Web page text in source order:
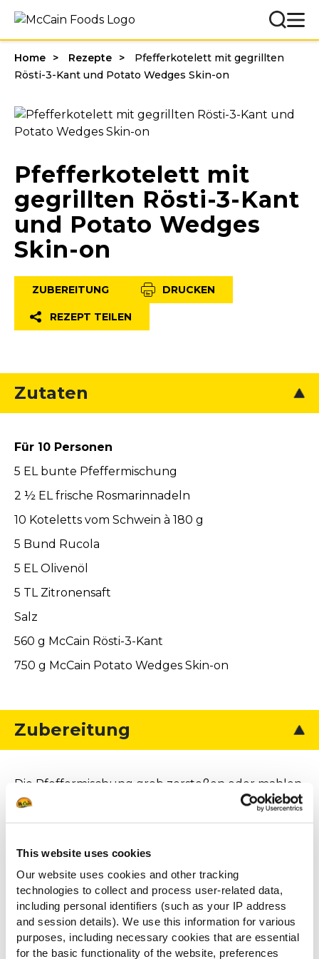
This website uses cookies
Our website uses cookies and other tracking
technologies to collect and process user-related data,
including personal identifiers (such as your IP address
and session details). We use this information for various
purposes, including necessary cookies that are essential
for the basic functionality of the website, preferences
Home Rezepte
Pfefferkotelett mit gegrillten
Rösti-3-Kant und Potato Wedges Skin-on
Pfefferkotelett mit
gegrillten Rösti-3-Kant
und Potato Wedges
Skin-on
ZUBEREITUNG DRUCKEN
REZEPT TEILEN
Zutaten
Für 10 Personen
5 EL bunte Pfeffermischung
2 ½ EL frische Rosmarinnadeln
10 Koteletts vom Schwein à 180 g
5 Bund Rucola
5 EL Olivenöl
5 TL Zitronensaft
Salz
560 g McCain Rösti-3-Kant
750 g McCain Potato Wedges Skin-on
Zubereitung
Die Pfeffermischung grob zerstoßen oder mahlen.
Rosmarinnadeln sehr fein hacken, mit dem Pfeffer
verrühren. Koteletts trocken tupfen und jeweils
Mischung drücken. Mit dem Handballen
nachdrücken, damit die Würze haften bleibt.
Rucola waschen und putzen. Das Öl mit
Zitronensaft und 1 Prise Salz verrühren, den
Rucola darin wenden.